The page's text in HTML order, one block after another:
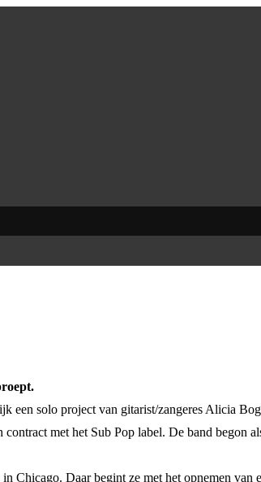
solo project van gitarist/zangeres Alicia
met het Sub Pop label. De band begon
Chicago. Daar begint ze met het opnemen